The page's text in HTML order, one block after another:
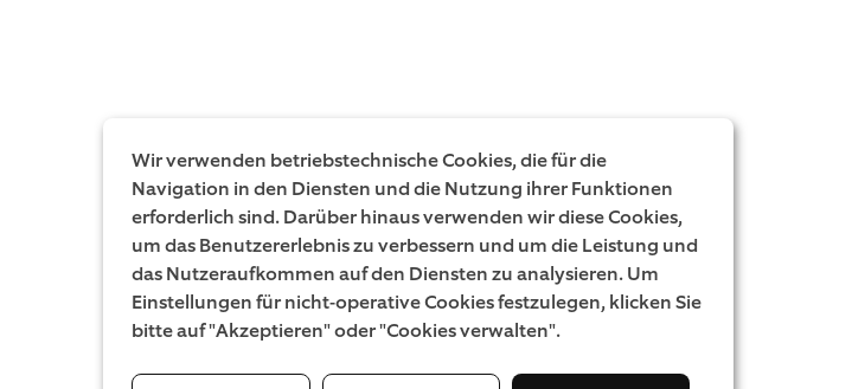
Wir verwenden betriebstechnische Cookies, die für die
Navigation in den Diensten und die Nutzung ihrer Funktionen
erforderlich sind. Darüber hinaus verwenden wir diese Cookies,
um das Benutzererlebnis zu verbessern und um die Leistung und
das Nutzeraufkommen auf den Diensten zu analysieren. Um
Einstellungen für nicht-operative Cookies festzulegen, klicken Sie
bitte auf "Akzeptieren" oder "Cookies verwalten".